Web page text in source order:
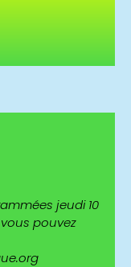
jeudi 10
pouvez